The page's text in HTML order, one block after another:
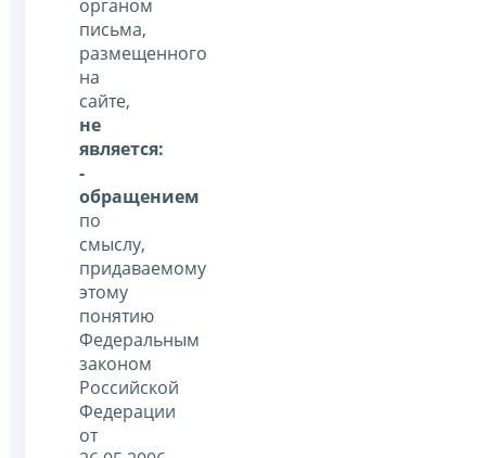
органом
письма,
размещенного
на
сайте,
не
является:
-
обращением
по
смыслу,
придаваемому
этому
понятию
Федеральным
законом
Российской
Федерации
от